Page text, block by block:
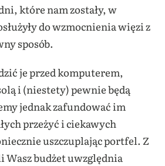
które nam zostały, w
do wzmocnienia więzi z
sposób.
je przed komputerem,
i (niestety) pewnie będą
jednak zafundować im
przeżyć i ciekawych
uszczuplając portfel. Z
budżet uwzględnia